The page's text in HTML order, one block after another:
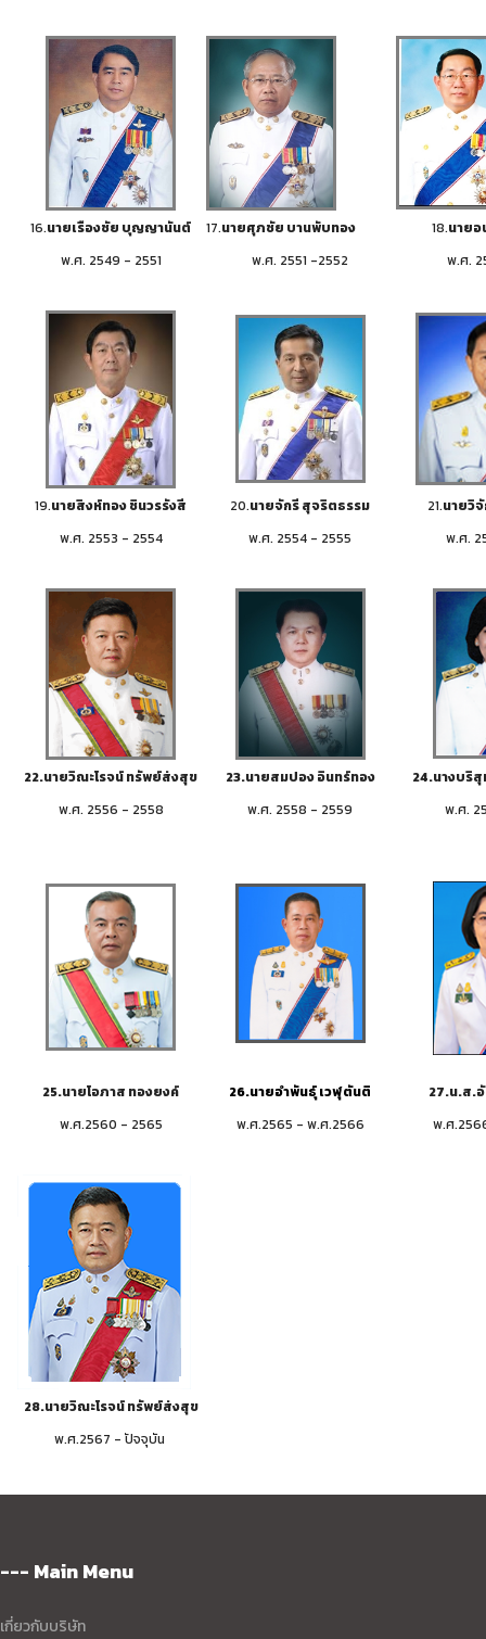
16.นายเรืองชัย บุญญานันต์ 17.นายศุภชัย บานพับทอง 18.นาย
พ.ศ. 2549 - 2551
พ.ศ. 2551 -2552 พ.ศ.
19.นายสิงห์ทอง ชินวรรังสี 20.นายจักรี สุจริตธรรม 21.นายวิ
พ.ศ. 2553 - 2554
พ.ศ. 2554 - 2555 พ.ศ.
22.นายวิณะโรจน์ ทรัพย์ส่งสุข 23.นายสมปอง อินทร์ทอง
24.นางบริ
พ.ศ. 2556 - 2558
พ.ศ. 2558 - 2559 พ.ศ.
25.นายโอภาส ทองยงค์ 26.นายอำพันธุ์ เวฬุตันติ
27.น.ส.
พ.ศ.2560 - 2565
พ.ศ.2565 - พ.ศ.2566 พ.ศ
28.นายวิณะโรจน์ ทรัพย์ส่งสุข
พ.ศ.2567 - ปัจจุบัน
--- Main Menu
เกี่ยวกับบริษัท